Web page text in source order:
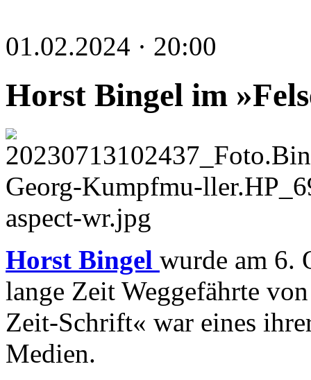
01.02.2024 · 20:00
Horst Bingel im
Horst Bingel wurde am 6.
lange Zeit Weggefährte
Zeit-Schrift« war eines
Medien.